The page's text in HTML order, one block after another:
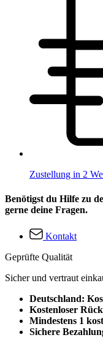
Zustellung in 2
Benötigst du Hilfe zu
gerne deine Fragen.
Kontakt
Geprüfte Qualität
Sicher und vertraut
Deutschland:
Kostenloser
Mindestens 1
Sichere